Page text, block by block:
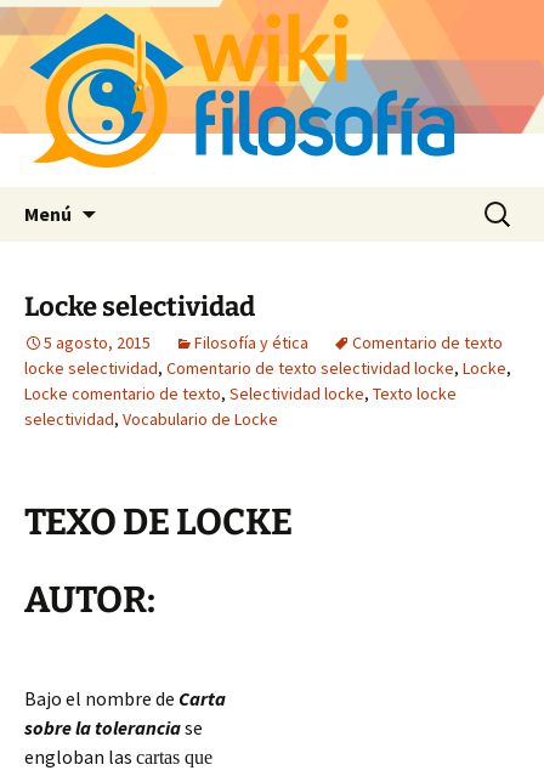
Menú Buscar:
Locke selectividad
5 agosto, 2015 Filosofía y ética
Comentario de texto
locke selectividad, Comentario de texto selectividad locke, Locke,
Locke comentario de texto, Selectividad locke, Texto locke
selectividad, Vocabulario de Locke
TEXO DE LOCKE
AUTOR:
Bajo el nombre de Carta
sobre la toleranciase
engloban las cartas que